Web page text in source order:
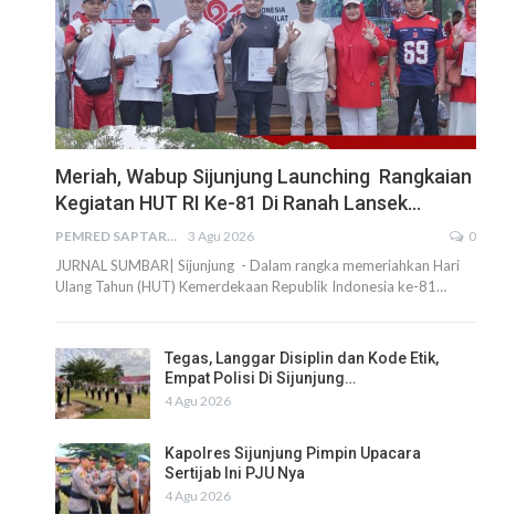
Meriah, Wabup Sijunjung Launching Rangkaian
Kegiatan HUT RI Ke-81 Di Ranah Lansek…
PEMRED SAPTARIUS 3 Agu 2026 0
JURNAL SUMBAR| Sijunjung - Dalam rangka memeriahkan Hari
Ulang Tahun (HUT) Kemerdekaan Republik Indonesia ke-81…
Tegas, Langgar Disiplin dan Kode Etik,
Empat Polisi Di Sijunjung…
4 Agu 2026
Kapolres Sijunjung Pimpin Upacara
Sertijab Ini PJU Nya
4 Agu 2026